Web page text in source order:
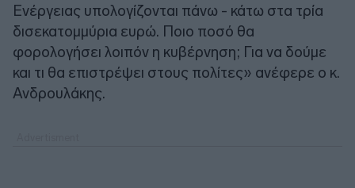
Ενέργειας υπολογίζονται πάνω - κάτω στα τρία
δισεκατομμύρια ευρώ. Ποιο ποσό θα
φορολογήσει λοιπόν η κυβέρνηση; Για να δούμε
και τι θα επιστρέψει στους πολίτες» ανέφερε ο κ.
Ανδρουλάκης.